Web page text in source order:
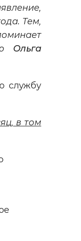
Тем,
Ольга
службу
в том